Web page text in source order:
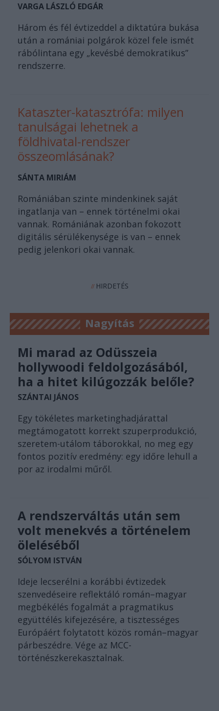
VARGA LÁSZLÓ EDGÁR
Három és fél évtizeddel a diktatúra bukása
után a romániai polgárok közel fele ismét
rábólintana egy „kevésbé demokratikus”
rendszerre.
Kataszter-katasztrófa: milyen
tanulságai lehetnek a
földhivatal-rendszer
összeomlásának?
SÁNTA MIRIÁM
Romániában szinte mindenkinek saját
ingatlanja van – ennek történelmi okai
vannak. Romániának azonban fokozott
digitális sérülékenysége is van – ennek
pedig jelenkori okai vannak.
//HIRDETÉS
Nagyítás
Mi marad az Odüsszeia
hollywoodi feldolgozásából,
ha a hitet kilúgozzák belőle?
SZÁNTAI JÁNOS
Egy tökéletes marketinghadjárattal
megtámogatott korrekt szuperprodukció,
szeretem-utálom táborokkal, no meg egy
fontos pozitív eredmény: egy időre lehull a
por az irodalmi műről.
A rendszerváltás után sem
volt menekvés a történelem
öleléséből
SÓLYOM ISTVÁN
Ideje lecserélni a korábbi évtizedek
szenvedéseire reflektáló román–magyar
megbékélés fogalmát a pragmatikus
együttélés kifejezésére, a tisztességes
Európáért folytatott közös román–magyar
párbeszédre. Vége az MCC-
történészkerekasztalnak.